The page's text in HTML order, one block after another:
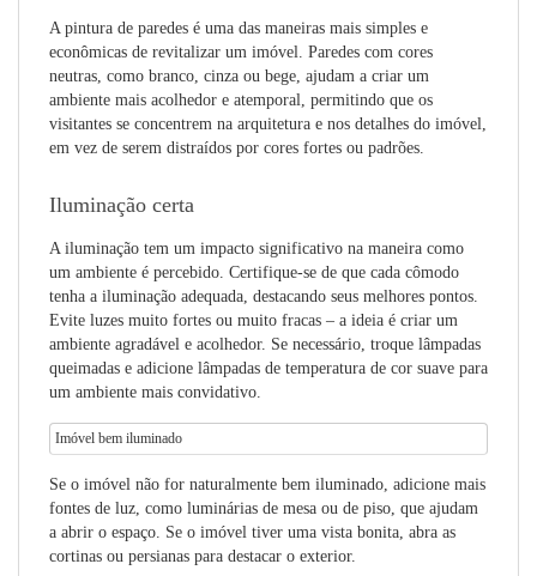
A pintura de paredes é uma das maneiras mais simples e
econômicas de revitalizar um imóvel. Paredes com cores
neutras, como branco, cinza ou bege, ajudam a criar um
ambiente mais acolhedor e atemporal, permitindo que os
visitantes se concentrem na arquitetura e nos detalhes do imóvel,
em vez de serem distraídos por cores fortes ou padrões.
Iluminação certa
A iluminação tem um impacto significativo na maneira como
um ambiente é percebido. Certifique-se de que cada cômodo
tenha a iluminação adequada, destacando seus melhores pontos.
Evite luzes muito fortes ou muito fracas – a ideia é criar um
ambiente agradável e acolhedor. Se necessário, troque lâmpadas
queimadas e adicione lâmpadas de temperatura de cor suave para
um ambiente mais convidativo.
Imóvel bem iluminado
Se o imóvel não for naturalmente bem iluminado, adicione mais
fontes de luz, como luminárias de mesa ou de piso, que ajudam
a abrir o espaço. Se o imóvel tiver uma vista bonita, abra as
cortinas ou persianas para destacar o exterior.